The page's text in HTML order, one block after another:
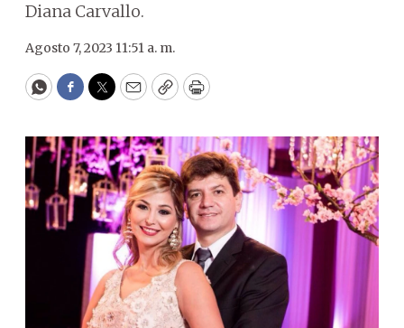
Diana Carvallo.
Agosto 7, 2023 11:51 a. m.
WhatsApp
Facebook
Twitter
EmailCopyPrint